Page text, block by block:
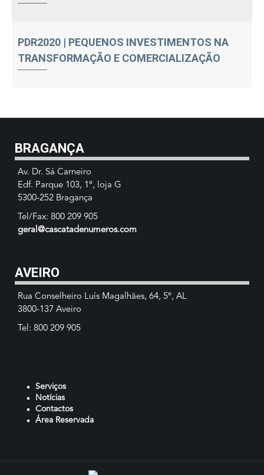
PDR2020 | PEQUENOS INVESTIMENTOS NA
TRANSFORMAÇÃO E COMERCIALIZAÇÃO
BRAGANÇA
Av. Dr. Sá Carneiro
Edf. Parque 103, 1º, loja G
5300-252 Bragança
Tel/Fax: 800 209 905
geral@cascatadenumeros.com
AVEIRO
Rua Conselheiro Luís Magalhães, 64, 5º, AL
3800-137 Aveiro
Tel: 800 209 905
Serviços
Notícias
Contactos
Área Reservada